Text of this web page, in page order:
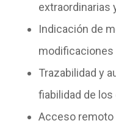
extraordinarias
Indicación de
modificaciones
Trazabilidad y
fiabilidad de los
Acceso remoto